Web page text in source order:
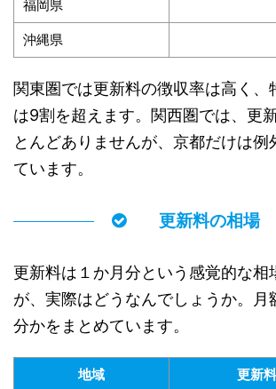
福岡県
沖縄県
関東圏では更新料の徴収率は高く、
は9割を超えます。関西圏では、更
とんどありませんが、京都だけは例
ています。
更新料の相場
更新料は１か月分という感覚的な相
が、実際はどうなんでしょうか。月
分かをまとめています。
地域 更新